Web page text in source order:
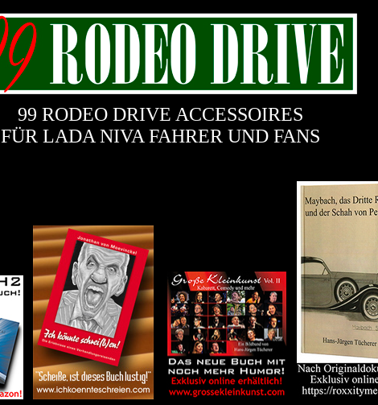
99 RODEO DRIVE ACCESSOIRES
FÜR LADA NIVA FAHRER UND FANS